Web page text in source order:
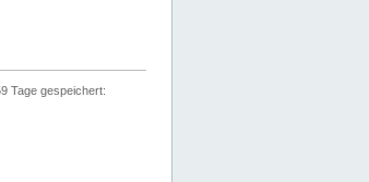
Tage gespeichert: